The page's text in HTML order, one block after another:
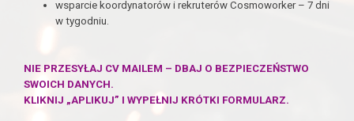
wsparcie koordynatorów i rekruterów Cosmoworker – 7 dni
w tygodniu.
NIE PRZESYŁAJ CV MAILEM – DBAJ O BEZPIECZEŃSTWO
SWOICH DANYCH.
KLIKNIJ „APLIKUJ” I WYPEŁNIJ KRÓTKI FORMULARZ.